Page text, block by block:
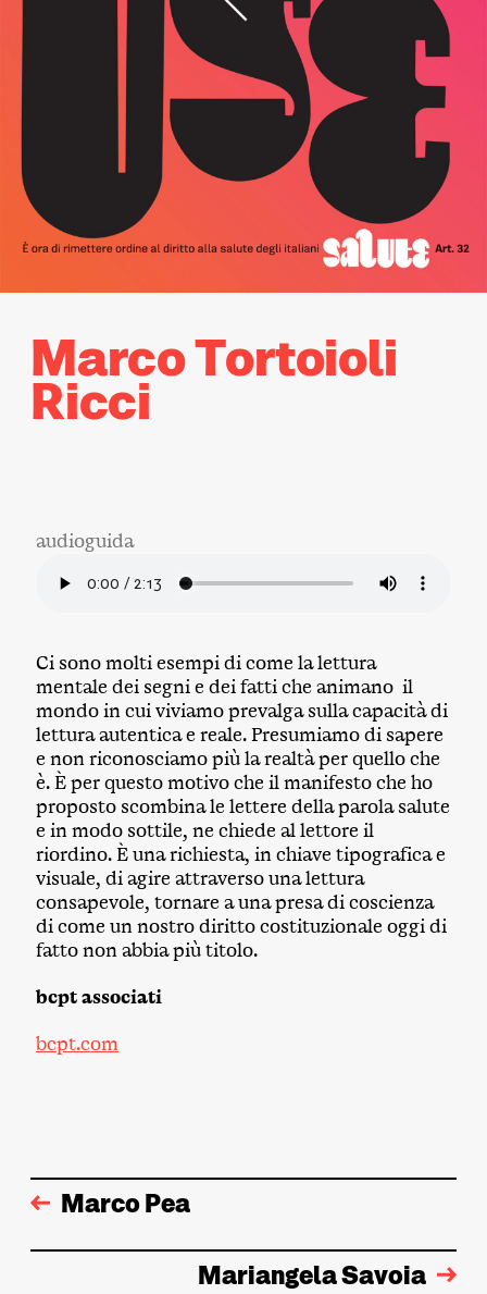
Marco Tortoioli
Ricci
audioguida
Ci sono molti esempi di come la lettura
mentale dei segni e dei fatti che animano il
mondo in cui viviamo prevalga sulla capacità di
lettura autentica e reale. Presumiamo di sapere
e non riconosciamo più la realtà per quello che
è. È per questo motivo che il manifesto che ho
proposto scombina le lettere della parola salute
e in modo sottile, ne chiede al lettore il
riordino. È una richiesta, in chiave tipografica e
visuale, di agire attraverso una lettura
consapevole, tornare a una presa di coscienza
di come un nostro diritto costituzionale oggi di
fatto non abbia più titolo.
bcpt associati
bcpt.com
Marco Pea
Mariangela Savoia